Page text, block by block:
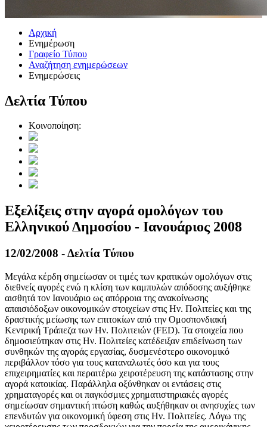
Αρχική
Ενημέρωση
Γραφείο Τύπου
Αναζήτηση ενημερώσεων
Ενημερώσεις
Δελτία Τύπου
Κοινοποίηση:
Εξελίξεις στην αγορά ομολόγων του
Ελληνικού Δημοσίου - Ιανουάριος 2008
12/02/2008 - Δελτία Τύπου
Μεγάλα κέρδη σημείωσαν οι τιμές των κρατικών ομολόγων στις
διεθνείς αγορές ενώ η κλίση των καμπυλών απόδοσης αυξήθηκε
αισθητά τον Ιανουάριο ως απόρροια της ανακοίνωσης
απαισιόδοξων οικονομικών στοιχείων στις Ην. Πολιτείες και της
δραστικής μείωσης των επιτοκίων από την Ομοσπονδιακή
Κεντρική Τράπεζα των Ην. Πολιτειών (FED). Τα στοιχεία που
δημοσιεύτηκαν στις Ην. Πολιτείες κατέδειξαν επιδείνωση των
συνθηκών της αγοράς εργασίας, δυσμενέστερο οικονομικό
περιβάλλον τόσο για τους καταναλωτές όσο και για τους
επιχειρηματίες και περαιτέρω χειροτέρευση της κατάστασης στην
αγορά κατοικίας. Παράλληλα οξύνθηκαν οι εντάσεις στις
χρηματαγορές και οι παγκόσμιες χρηματιστηριακές αγορές
σημείωσαν σημαντική πτώση καθώς αυξήθηκαν οι ανησυχίες των
επενδυτών για οικονομική ύφεση στις Ην. Πολιτείες. Λόγω της